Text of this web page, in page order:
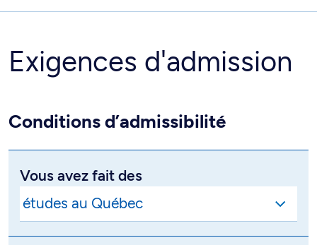
Exigences d'admission
Conditions d’admissibilité
Vous avez fait des